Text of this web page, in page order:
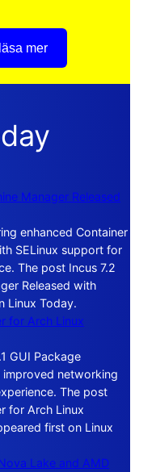
mer
Manager Released
enhanced Container
SELinux support for
The post Incus 7.2
Released with
Linux Today.
for Arch Linux
GUI Package
improved networking
The post
for Arch Linux
first on Linux
Lake and AMD